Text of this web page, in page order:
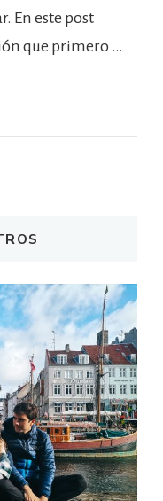
En este post
que primero …